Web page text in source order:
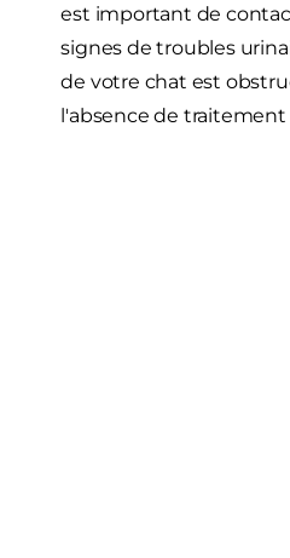
est important de
signes de troubles
de votre chat est
l'absence de